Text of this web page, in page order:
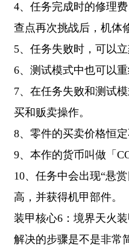
4、任务完成时的修理
查点再次挑战后，机体
5、任务失败时，可以
6、测试模式中也可以
7、在任务失败和测试
买和贩卖操作。
8、零件的买卖价格恒
9、本作的货币叫做「
10、任务中会出现“悬
高，并获得机甲部件。
装甲核心6：境界天火
解决的步骤是不是非常